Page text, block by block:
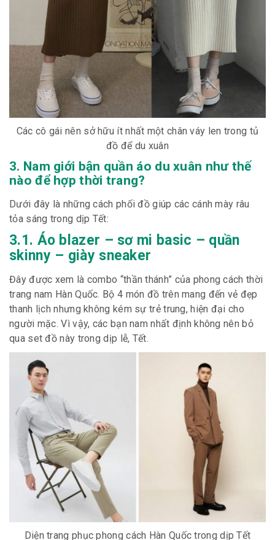
Các cô gái nên sở hữu ít nhất một chân váy len trong tủ
đồ để du xuân
3. Nam giới bận quần áo du xuân như thế
nào để hợp thời trang?
Dưới đây là những cách phối đồ giúp các cánh mày râu
tỏa sáng trong dịp Tết:
3.1. Áo blazer – sơ mi basic – quần
skinny – giày sneaker
Đây được xem là combo “thần thánh” của phong cách thời
trang nam Hàn Quốc. Bộ 4 món đồ trên mang đến vẻ đẹp
thanh lịch nhưng không kém sự trẻ trung, hiện đại cho
người mặc. Vì vậy, các bạn nam nhất định không nên bỏ
qua set đồ này trong dịp lễ, Tết.
Diện trang phục phong cách Hàn Quốc trong dịp Tết